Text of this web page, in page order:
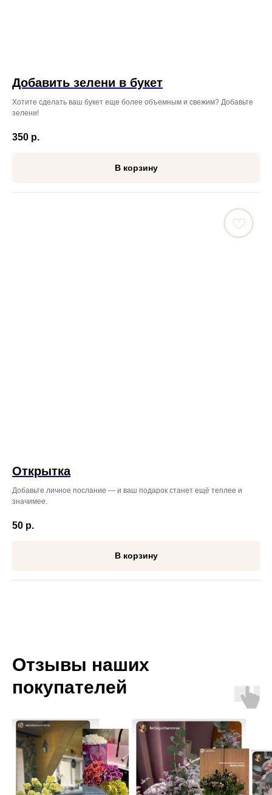
Добавить зелени в букет
Хотите сделать ваш букет еще более объемным и свежим? Добавьте
зелени!
350 р.
В корзину
Открытка
Добавьте личное послание — и ваш подарок станет ещё теплее и
значимее.
50 р.
В корзину
Отзывы наших
покупателей